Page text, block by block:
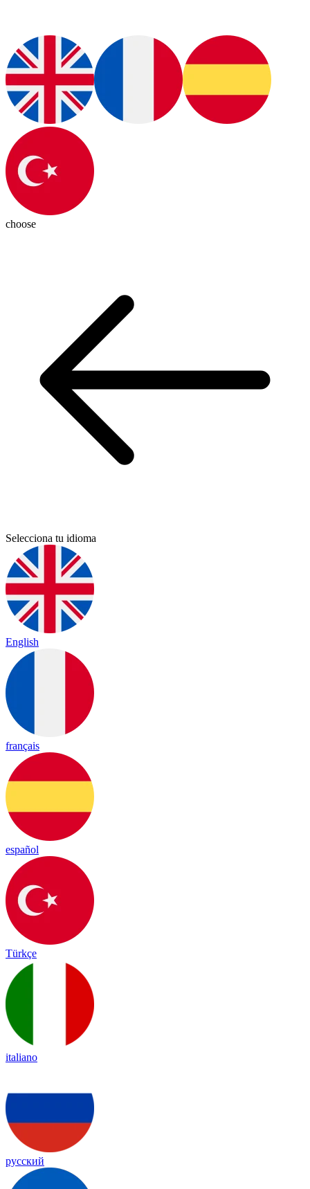
choose
Selecciona tu idioma
English
français
español
Türkçe
italiano
русский